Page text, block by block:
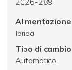
Alimentazione
Ibrida
Tipo di cambio
Automatico